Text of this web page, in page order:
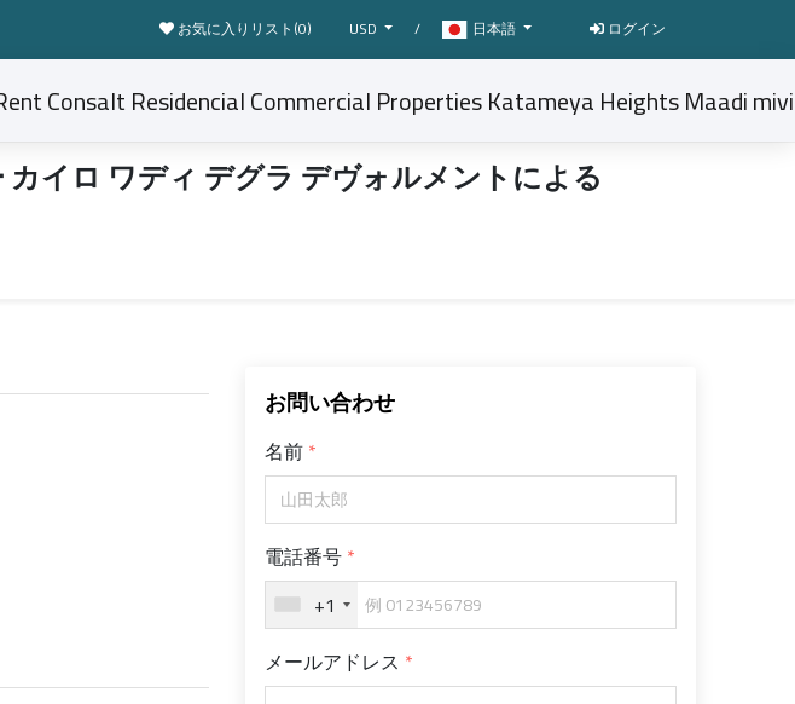
お気に入りリスト(0) USD / 日本語 ログイン
イロ ワディ デグラ デヴォルメントによる
お問い合わせ
名前
電話番号
+1
メールアドレス